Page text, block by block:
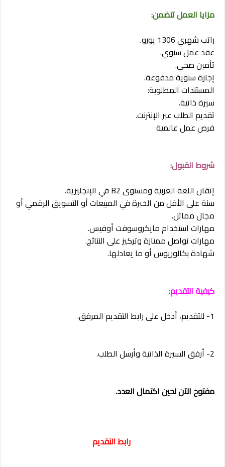
مزايا العمل تتضمن:
راتب شهري 1306 يورو.
عقد عمل سنوي.
تأمين صحي.
إجازة سنوية مدفوعة.
المستندات المطلوبة:
سيرة ذاتية.
تقديم الطلب عبر الإنترنت.
فرص عمل عالمية
شروط القبول:
إتقان اللغة العربية ومستوى B2 في الإنجليزية.
سنة على الأقل من الخبرة في المبيعات أو التسويق الرقمي أو
مجال مماثل.
مهارات استخدام مايكروسوفت أوفيس.
مهارات تواصل ممتازة وتركيز على النتائج.
شهادة بكالوريوس أو ما يعادلها.
كيفية التقديم:
1- للتقديم، أدخل على رابط التقديم المرفق.
2- أرفق السيرة الذاتية وأرسل الطلب.
مفتوح الآن لحين اكتمال العدد.
رابط التقديم